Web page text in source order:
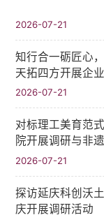
2026-07-21
知行合一砺匠心，产教融
天拓四方开展企
2026-07-21
对标理工美育范
院开展调研与非
2026-07-21
探访延庆科创沃
庆开展调研活动